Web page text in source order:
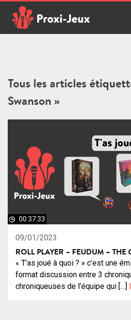
content
Tous les articles
Swanson »
00:37:33
09/01/2023
ROLL PLAYER – FEUDUM – THE
« T’as joué à quoi ? » c’est une
format discussion entre 3
chroniqueuses de l’équipe qui […]